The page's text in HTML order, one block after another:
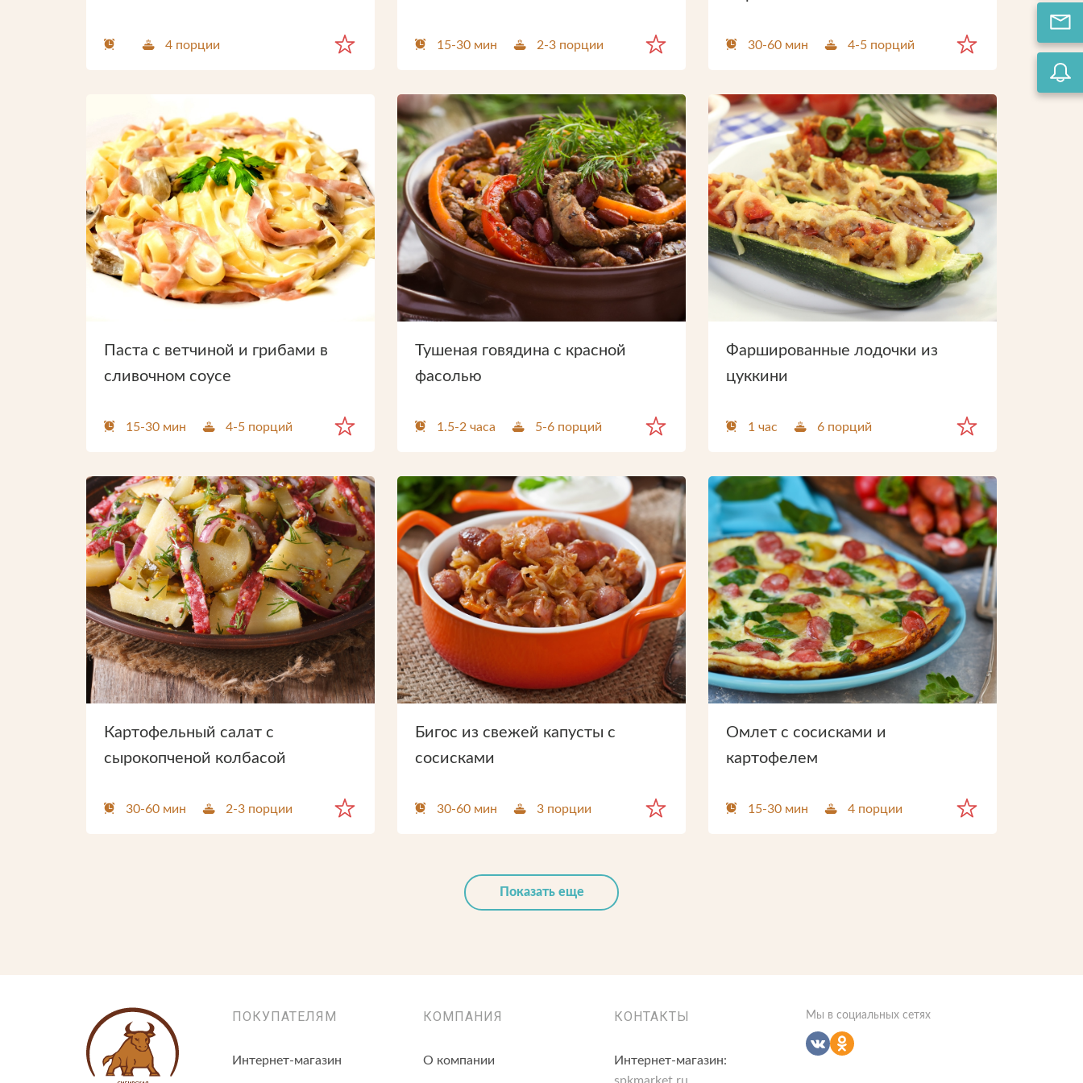
4 порции 15-30 мин 2-3 порции 30-60 мин 4-5 порций
Паста с ветчиной и грибами в
сливочном соусе
15-30 мин 4-5 порций
Тушеная говядина с красной
фасолью
1.5-2 часа 5-6 порций
Фаршированные лодочки из
цуккини
1 час 6 порций
Картофельный салат с
сырокопченой колбасой
30-60 мин 2-3 порции
Бигос из свежей капусты с
сосисками
30-60 мин 3 порции
Омлет с сосисками и
картофелем
15-30 мин 4 порции
Показать еще
ПОКУПАТЕЛЯМ
Интернет-магазин
КОМПАНИЯ
О компании
КОНТАКТЫ
Интернет-магазин:
Мы в социальных сетях
Отправить
Нажимая кнопку «Отправить», вы принимаете
условияпользовательского соглашения
Прикрепить файл Загрузите файлы в формате jpg, docx, doc, pdf.
Отправить
Нажимая на кнопку, я принимаю условия
соглашения.
Отправить
Нажимая на кнопку, я принимаю условия
соглашения.